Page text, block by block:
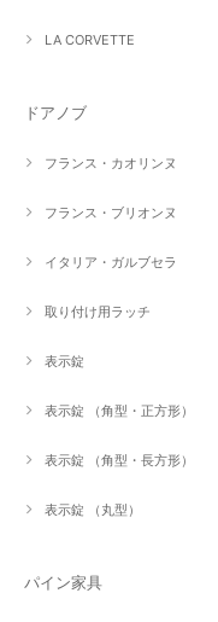
LA CORVETTE
ドアノブ
フランス・カオリンヌ
フランス・ブリオンヌ
イタリア・ガルブセラ
取り付け用ラッチ
表示錠
表示錠 （角型・正方形）
表示錠 （角型・長方形）
表示錠 （丸型）
パイン家具